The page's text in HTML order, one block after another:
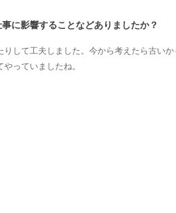
に影響することなどありましたか？
して工夫しました。今から考えたら古い
っていましたね。